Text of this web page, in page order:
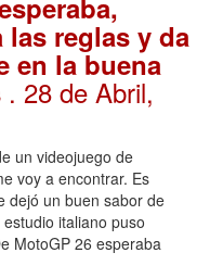
las reglas y da
en la buena
. 28 de Abril,
un videojuego de
voy a encontrar. Es
dejó un buen sabor de
italiano puso
MotoGP 26 esperaba